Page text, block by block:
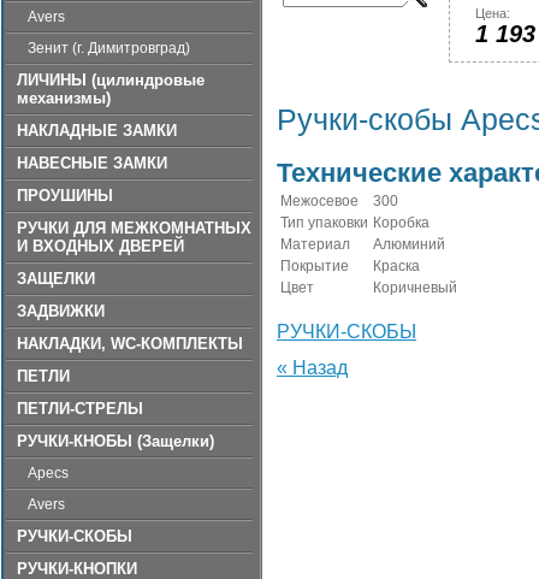
Avers
Зенит (г. Димитровград)
ЛИЧИНЫ (цилиндровые
механизмы)
НАКЛАДНЫЕ ЗАМКИ
НАВЕСНЫЕ ЗАМКИ
ПРОУШИНЫ
РУЧКИ ДЛЯ МЕЖКОМНАТНЫХ
И ВХОДНЫХ ДВЕРЕЙ
ЗАЩЕЛКИ
ЗАДВИЖКИ
НАКЛАДКИ, WC-КОМПЛЕКТЫ
ПЕТЛИ
ПЕТЛИ-СТРЕЛЫ
РУЧКИ-КНОБЫ (Защелки)
Apecs
Avers
РУЧКИ-СКОБЫ
РУЧКИ-КНОПКИ
Цена:
1 193
Ручки-скобы
Технические
Межосевое
300
Тип упаковки Коробка
Материал
Алюминий
Покрытие
Краска
Цвет
Коричневый
РУЧКИ-СКОБЫ
« Назад